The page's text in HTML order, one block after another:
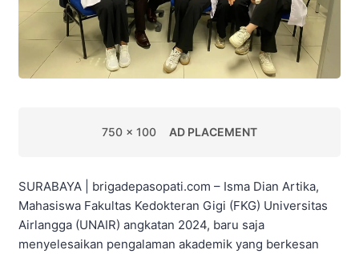
750 x 100 AD PLACEMENT
SURABAYA | brigadepasopati.com – Isma Dian Artika,
Mahasiswa Fakultas Kedokteran Gigi (FKG) Universitas
Airlangga (UNAIR) angkatan 2024, baru saja
menyelesaikan pengalaman akademik yang berkesan